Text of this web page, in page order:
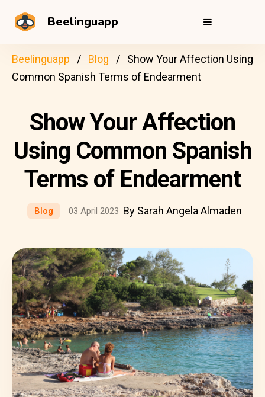
Beelinguapp
Beelinguapp Blog
Show Your Affection Using
Common Spanish Terms of Endearment
Show Your Affection
Using Common Spanish
Terms of Endearment
Blog 03 April 2023 By Sarah Angela Almaden